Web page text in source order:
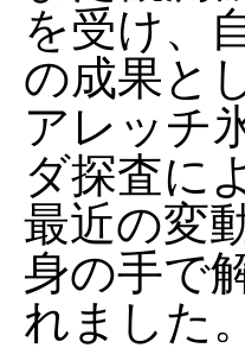
を受け、
の成果と
アレッチ
ダ探査に
最近の変
身の手で
れました。